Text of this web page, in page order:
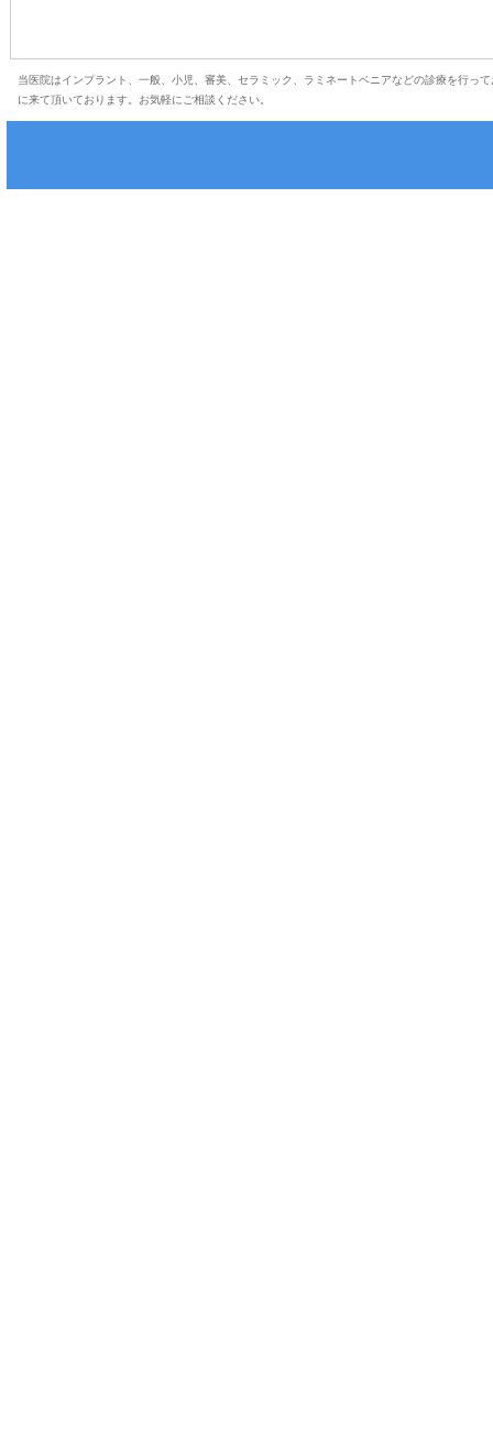
当医院はインプラント、一般、小児、審美、セラミック、ラミネートベニアなどの診療を行っ
に来て頂いております。お気軽にご相談ください。